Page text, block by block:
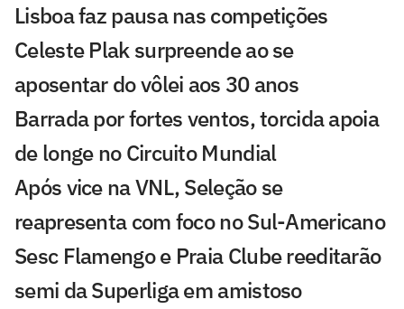
Lisboa faz pausa nas competições
Celeste Plak surpreende ao se
aposentar do vôlei aos 30 anos
Barrada por fortes ventos, torcida apoia
de longe no Circuito Mundial
Após vice na VNL, Seleção se
reapresenta com foco no Sul-Americano
Sesc Flamengo e Praia Clube reeditarão
semi da Superliga em amistoso